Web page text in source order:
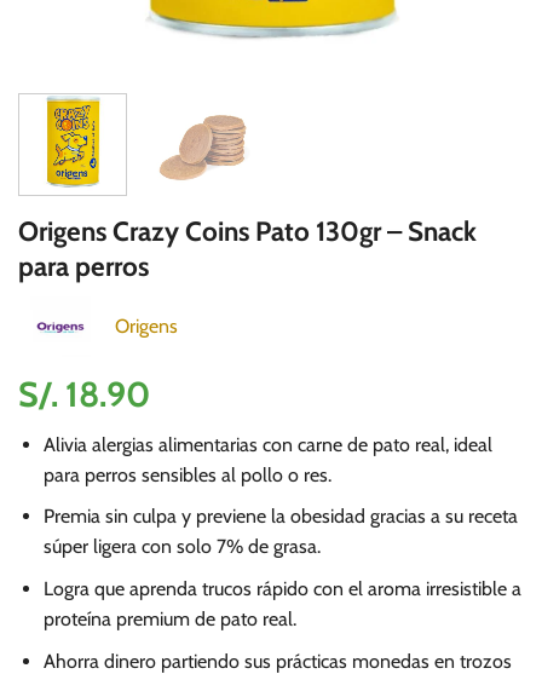
Origens Crazy Coins Pato 130gr – Snack
para perros
Origens
S/. 18.90
Alivia alergias alimentarias con carne de pato real, ideal
para perros sensibles al pollo o res.
Premia sin culpa y previene la obesidad gracias a su receta
súper ligera con solo 7% de grasa.
Logra que aprenda trucos rápido con el aroma irresistible a
proteína premium de pato real.
Ahorra dinero partiendo sus prácticas monedas en trozos